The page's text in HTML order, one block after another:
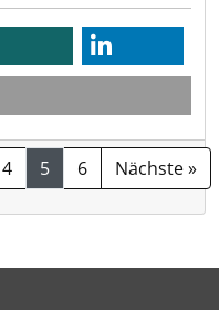
4 5 6 Nächste »